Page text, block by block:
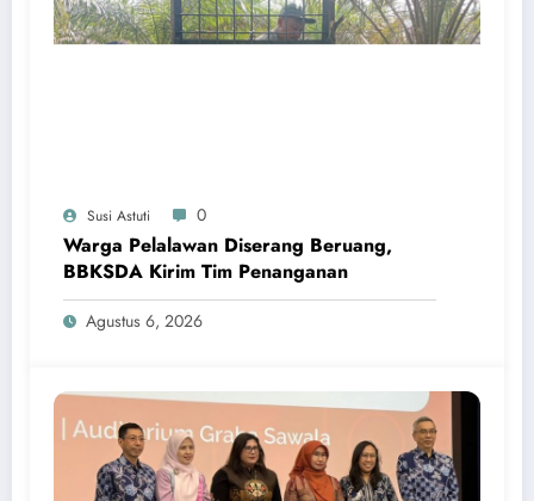
Susi Astuti 0
Warga Pelalawan Diserang Beruang,
BBKSDA Kirim Tim Penanganan
Agustus 6, 2026